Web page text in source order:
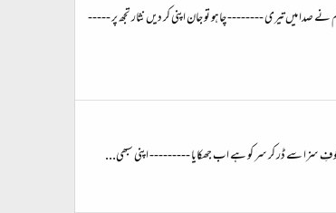
میں تیری -------- چاہو تو جان اپنی کر دیں نثار تجھ پر -----
خوفِ سزا سے ڈر کر سر کو ہے اب جھکایا --------- اپنی سبھی...